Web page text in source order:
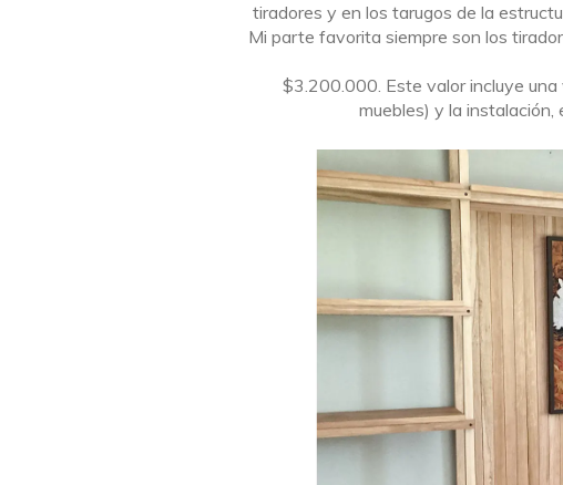
tiradores y en los tarugos de la
Mi parte favorita siempre son los
$3.200.000. Este valor incluye
muebles) y la